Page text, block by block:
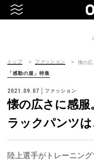
トップ ファッション 懐の
「感動の服」特集
2021.09.07 ファッション
懐の広さに感服
ラックパンツ
陸上選手がトレーニン